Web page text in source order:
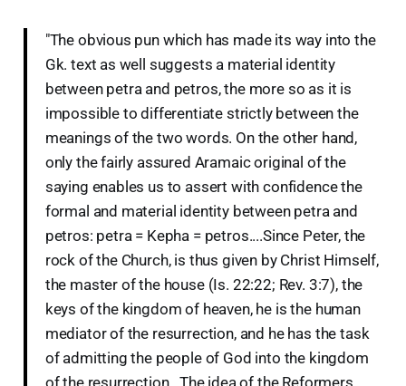
"The obvious pun which has made its way into the
Gk. text as well suggests a material identity
between petra and petros, the more so as it is
impossible to differentiate strictly between the
meanings of the two words. On the other hand,
only the fairly assured Aramaic original of the
saying enables us to assert with confidence the
formal and material identity between petra and
petros: petra = Kepha = petros....Since Peter, the
rock of the Church, is thus given by Christ Himself,
the master of the house (Is. 22:22; Rev. 3:7), the
keys of the kingdom of heaven, he is the human
mediator of the resurrection, and he has the task
of admitting the people of God into the kingdom
of the resurrection...The idea of the Reformers